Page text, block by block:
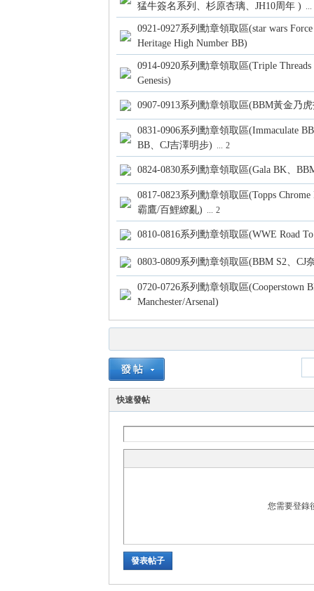
猛牛簽名系列、杉原杏璃、JH10周年 ) ...
0921-0927系列勳章領取區(star wars
Heritage High Number BB)
0914-0920系列勳章領取區(Triple
Genesis)
0907-0913系列勳章領取區(BBM黃金乃
0831-0906系列勳章領取區(Immaculate
BB、CJ吉澤明步) ... 2
0824-0830系列勳章領取區(Gala BK、
0817-0823系列勳章領取區(Topps
霸鷹/百鯉繚亂) ... 2
0810-0816系列勳章領取區(WWE Road
0803-0809系列勳章領取區(BBM S2、CJ
0720-0726系列勳章領取區(Cooperstown
Manchester/Arsenal)
快速發帖
您需要登錄
發表帖子